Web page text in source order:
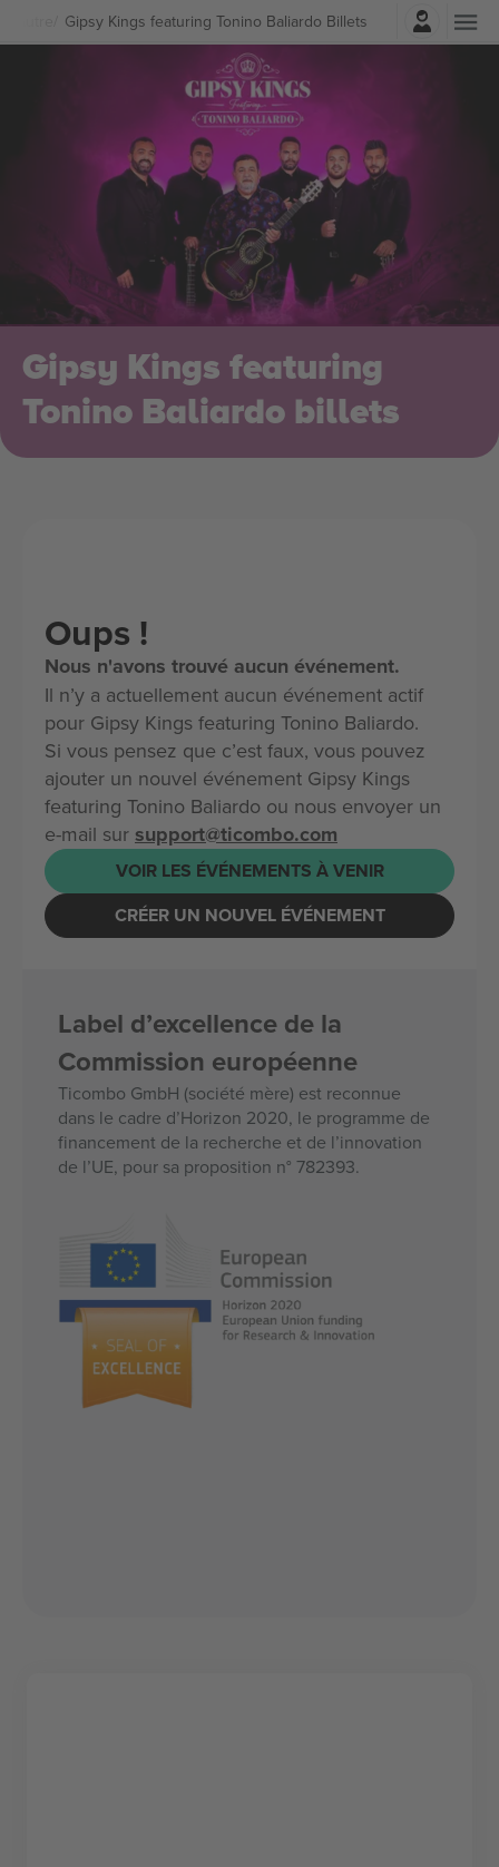
Gipsy Kings featuring Tonino Baliardo Billets
Connexion
Gipsy Kings featuring
Tonino Baliardo billets
Oups !
Nous n'avons trouvé aucun événement.
Il n’y a actuellement aucun événement actif
pour Gipsy Kings featuring Tonino Baliardo.
Si vous pensez que c’est faux, vous pouvez
ajouter un nouvel événement Gipsy Kings
featuring Tonino Baliardo ou nous envoyer un
e-mail sur support@ticombo.com
VOIR LES ÉVÉNEMENTS À VENIR
CRÉER UN NOUVEL ÉVÉNEMENT
Label d’excellence de la
Commission européenne
Ticombo GmbH (société mère) est reconnue
dans le cadre d’Horizon 2020, le programme de
financement de la recherche et de l’innovation
de l’UE, pour sa proposition n° 782393.